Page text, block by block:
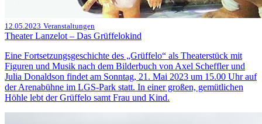
12.05.2023 Veranstaltungen
Theater Lanzelot – Das Grüffelokind
Eine Fortsetzungsgeschichte des „Grüffelo“ als Theaterstück mit
Figuren und Musik nach dem Bilderbuch von Axel Scheffler und
Julia Donaldson findet am Sonntag, 21. Mai 2023 um 15.00 Uhr auf
der Arenabühne im LGS-Park statt. In einer großen, gemütlichen
Höhle lebt der Grüffelo samt Frau und Kind.